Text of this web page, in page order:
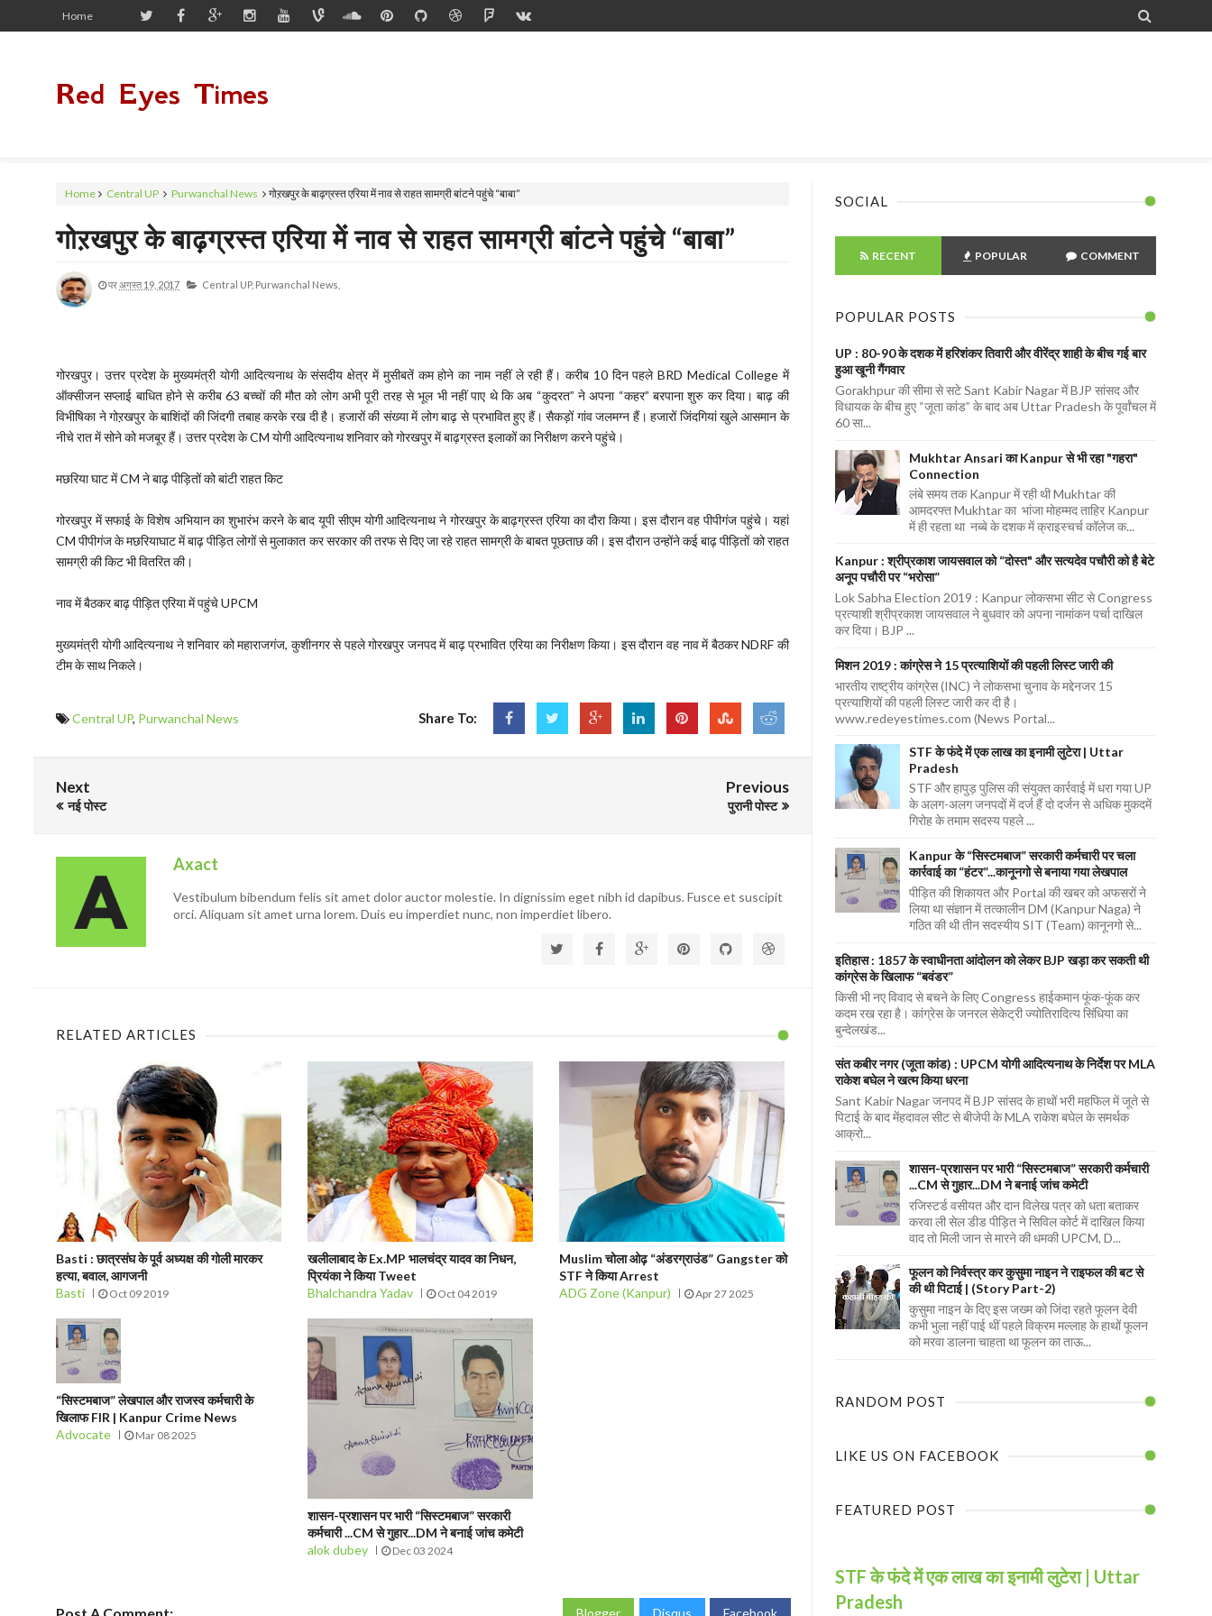
Home 
Red Eyes Times
Home Central UP Purwanchal News गोऱखपुर के बाढ़ग्रस्त एरिया में नाव से राहत सामग्री बांटने पहुंचे “बाबा”
गोऱखपुर के बाढ़ग्रस्त एरिया में नाव से राहत सामग्री बांटने पहुंचे “बाबा”
परअगस्त 19, 2017 Central UP, Purwanchal News,
गोरखपुर। उत्तर प्रदेश के मुख्यमंत्री योगी आदित्यनाथ के संसदीय क्षेत्र में मुसीबतें कम होने का नाम नहीं ले रही हैं। करीब 10 दिन पहले BRD Medical College में
ऑक्सीजन सप्लाई बाधित होने से करीब 63 बच्चों की मौत को लोग अभी पूरी तरह से भूल भी नहीं पाए थे कि अब “कुदरत” ने अपना “कहर” बरपाना शुरु कर दिया। बाढ़ की
विभीषिका ने गोऱखपुर के बाशिंदों की जिंदगी तबाह करके रख दी है। हजारों की संख्या में लोग बाढ़ से प्रभावित हुए हैं। सैकड़ों गांव जलमग्न हैं। हजारों जिंदगियां खुले आसमान के
नीचे रात में सोने को मजबूर हैं। उत्तर प्रदेश के CM योगी आदित्यनाथ शनिवार को गोरखपुर में बाढ़ग्रस्त इलाकों का निरीक्षण करने पहुंचे।
मछरिया घाट में CM ने बाढ़ पीड़ितों को बांटी राहत किट
गोरखपुर में सफाई के विशेष अभियान का शुभारंभ करने के बाद यूपी सीएम योगी आदित्यनाथ ने गोरखपुर के बाढ़ग्रस्त एरिया का दौरा किया। इस दौरान वह पीपीगंज पहुंचे। यहां
CM पीपीगंज के मछरियाघाट में बाढ़ पीड़ित लोगों से मुलाकात कर सरकार की तरफ से दिए जा रहे राहत सामग्री के बाबत पूछताछ की। इस दौरान उन्होंने कई बाढ़ पीड़ितों को राहत
सामग्री की किट भी वितरित की।
नाव में बैठकर बाढ़ पीड़ित एरिया में पहुंचे UPCM
मुख्यमंत्री योगी आदित्यनाथ ने शनिवार को महाराजगंज, कुशीनगर से पहले गोरखपुर जनपद में बाढ़ प्रभावित एरिया का निरीक्षण किया। इस दौरान वह नाव में बैठकर NDRF की
टीम के साथ निकले।
Central UP, Purwanchal News Share To:
Next
नई पोस्ट
Previous
पुरानी पोस्ट
Axact
Vestibulum bibendum felis sit amet dolor auctor molestie. In dignissim eget nibh id dapibus. Fusce et suscipit
orci. Aliquam sit amet urna lorem. Duis eu imperdiet nunc, non imperdiet libero.
RELATED ARTICLES
Basti : छात्रसंघ के पूर्व अध्यक्ष की गोली मारकर
हत्या, बवाल, आगजनी
Basti
Oct 09 2019
खलीलाबाद के Ex.MP भालचंद्र यादव का निधन,
प्रियंका ने किया Tweet
Bhalchandra Yadav
Oct 04 2019
Muslim चोला ओढ़ “अंडरग्राउंड” Gangster को
STF ने किया Arrest
ADG Zone (Kanpur)
Apr 27 2025
“सिस्टमबाज” लेखपाल और राजस्व कर्मचारी के
खिलाफ FIR | Kanpur Crime News
Advocate
Mar 08 2025
शासन-प्रशासन पर भारी “सिस्टमबाज” सरकारी
कर्मचारी ...CM से गुहार...DM ने बनाई जांच कमेटी
alok dubey
Dec 03 2024
Blogger Disqus Facebook
SOCIAL
RECENT POPULAR COMMENT
POPULAR POSTS
UP : 80-90 के दशक में हरिशंकर तिवारी और वीरेंद्र शाही के बीच गई बार
हुआ खूनी गैंगवार
Gorakhpur की सीमा से सटे Sant Kabir Nagar में BJP सांसद और
विधायक के बीच हुए “जूता कांड” के बाद अब Uttar Pradesh के पूर्वांचल में
60 सा...
Mukhtar Ansari का Kanpur से भी रहा "गहरा"
Connection
लंबे समय तक Kanpur में रही थी Mukhtar की
आमदरफ्त Mukhtar का भांजा मोहम्मद ताहिर Kanpur
में ही रहता था नब्बे के दशक में क्राइस्चर्च कॉलेज क...
Kanpur : श्रीप्रकाश जायसवाल को “दोस्त" और सत्यदेव पचौरी को है बेटे
अनूप पचौरी पर “भरोसा”
Lok Sabha Election 2019 : Kanpur लोकसभा सीट से Congress
प्रत्याशी श्रीप्रकाश जायसवाल ने बुधवार को अपना नामांकन पर्चा दाखिल
कर दिया। BJP ...
मिशन 2019 : कांग्रेस ने 15 प्रत्याशियों की पहली लिस्ट जारी की
भारतीय राष्ट्रीय कांग्रेस (INC) ने लोकसभा चुनाव के मद्देनजर 15
प्रत्याशियों की पहली लिस्ट जारी कर दी है।
www.redeyestimes.com (News Portal...
STF के फंदे में एक लाख का इनामी लुटेरा | Uttar
Pradesh
STF और हापुड़ पुलिस की संयुक्त कार्रवाई में धरा गया UP
के अलग-अलग जनपदों में दर्ज हैं दो दर्जन से अधिक मुकदमें
गिरोह के तमाम सदस्य पहले ...
Kanpur के “सिस्टमबाज” सरकारी कर्मचारी पर चला
कार्रवाई का “हंटर”...कानूनगो से बनाया गया लेखपाल
पीड़ित की शिकायत और Portal की खबर को अफसरों ने
लिया था संज्ञान में तत्कालीन DM (Kanpur Naga) ने
गठित की थी तीन सदस्यीय SIT (Team) कानूनगो से...
इतिहास : 1857 के स्वाधीनता आंदोलन को लेकर BJP खड़ा कर सकती थी
कांग्रेस के खिलाफ “बवंडर”
किसी भी नए विवाद से बचने के लिए Congress हाईकमान फूंक-फूंक कर
कदम रख रहा है। कांग्रेस के जनरल सेकेट्री ज्योतिरादित्य सिंधिया का
बुन्देलखंड...
संत कबीर नगर (जूता कांड) : UPCM योगी आदित्यनाथ के निर्देश पर MLA
राकेश बघेल ने खत्म किया धरना
Sant Kabir Nagar जनपद में BJP सांसद के हाथों भरी महफिल में जूते से
पिटाई के बाद मेंहदावल सीट से बीजेपी के MLA राकेश बघेल के समर्थक
आक्रो...
शासन-प्रशासन पर भारी “सिस्टमबाज” सरकारी कर्मचारी
...CM से गुहार...DM ने बनाई जांच कमेटी
रजिस्टर्ड वसीयत और दान विलेख पत्र को धता बताकर
करवा ली सेल डीड पीड़ित ने सिविल कोर्ट में दाखिल किया
वाद तो मिली जान से मारने की धमकी UPCM, D...
फूलन को निर्वस्त्र कर कुसुमा नाइन ने राइफल की बट से
की थी पिटाई | (Story Part-2)
कुसुमा नाइन के दिए इस जख्म को जिंदा रहते फूलन देवी
कभी भुला नहीं पाई थीं पहले विक्रम मल्लाह के हाथों फूलन
को मरवा डालना चाहता था फूलन का ताऊ...
RANDOM POST
LIKE US ON FACEBOOK
FEATURED POST
STF के फंदे में एक लाख का इनामी लुटेरा | Uttar
Pradesh